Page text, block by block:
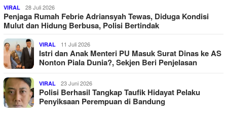
VIRAL 28 Juli 2026
Penjaga Rumah Febrie Adriansyah Tewas, Diduga Kondisi
Mulut dan Hidung Berbusa, Polisi Bertindak
VIRAL 11 Juli 2026
Istri dan Anak Menteri PU Masuk Surat Dinas ke AS
Nonton Piala Dunia?, Sekjen Beri Penjelasan
VIRAL 23 Juni 2026
Polisi Berhasil Tangkap Taufik Hidayat Pelaku
Penyiksaan Perempuan di Bandung